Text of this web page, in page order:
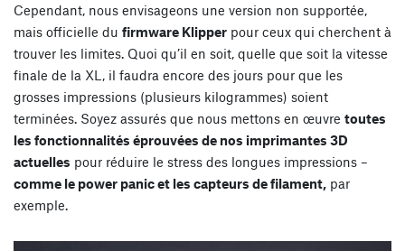
Cependant, nous envisageons une version non supportée,
mais officielle du firmware Klipper pour ceux qui cherchent à
trouver les limites. Quoi qu’il en soit, quelle que soit la vitesse
finale de la XL, il faudra encore des jours pour que les
grosses impressions (plusieurs kilogrammes) soient
terminées. Soyez assurés que nous mettons en œuvre toutes
les fonctionnalités éprouvées de nos imprimantes 3D
actuelles pour réduire le stress des longues impressions –
comme le power panic et les capteurs de filament, par
exemple.